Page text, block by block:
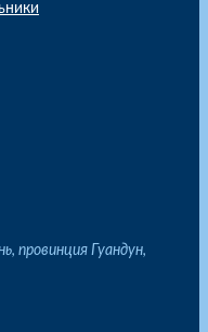
провинция Гуандун,